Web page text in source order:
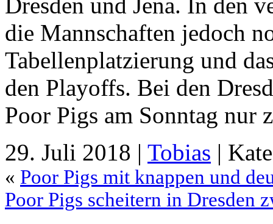
Dresden und Jena. In den
die Mannschaften jedoch
Tabellenplatzierung und
den Playoffs. Bei den
Poor Pigs am Sonntag nur
29. Juli 2018 | Tobias |
« Poor Pigs mit knappen und
Poor Pigs scheitern in Dresden